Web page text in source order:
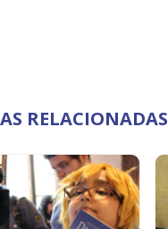
RELACIONADAS